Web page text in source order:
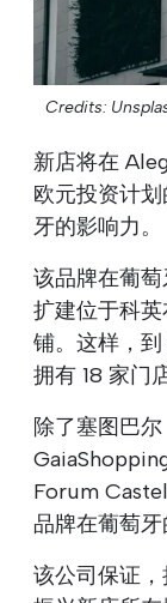
Credits:
新店将在
欧元投资计
牙的影响力。
该品牌在葡
扩建位于科
铺。这样，
拥有 18 家门店
除了塞图巴尔
Forum
品牌在葡萄牙
该公司保证